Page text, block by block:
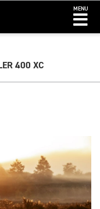
MENU
400 XC